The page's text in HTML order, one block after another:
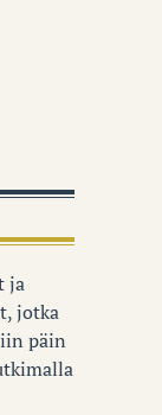
ja
jotka
päin